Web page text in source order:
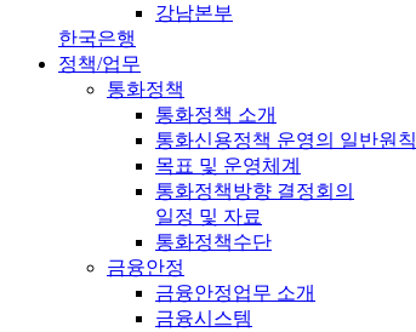
강남본부
한국은행
정책/업무
통화정책
통화정책 소개
통화신용정책 운영의 일반원칙
목표 및 운영체계
통화정책방향 결정회의
일정 및 자료
통화정책수단
금융안정
금융안정업무 소개
금융시스템